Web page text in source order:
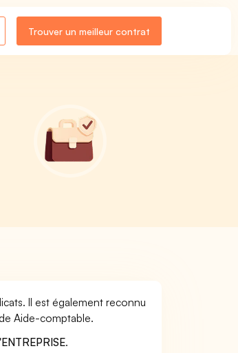
Trouver un meilleur contrat
Il est également reconnu
Aide-comptable.
.